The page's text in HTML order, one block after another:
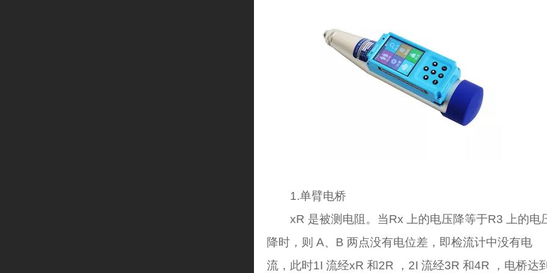
1.单臂电桥
xR 是被测电阻。当Rx 上的电压降等于R3 上的电
降时，则 A、B 两点没有电位差，即检流计中没有电
流，此时1I 流经xR 和2R ，2I 流经3R 和4R ，电桥达